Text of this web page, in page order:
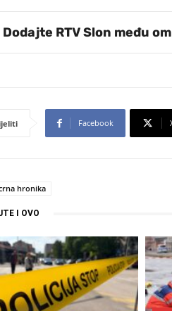
Dodajte RTV Slon među
Facebook
hronika
I OVO